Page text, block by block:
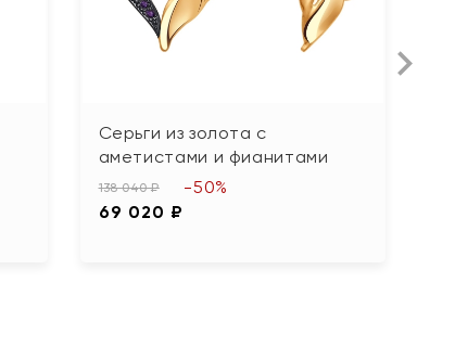
Серьги из золота с
аметистами и фианитами
138 040 ₽
69 020 ₽
-50%